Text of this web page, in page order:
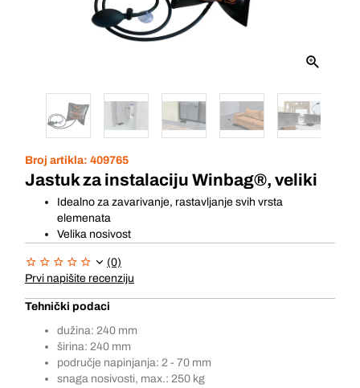
Broj artikla: 409765
Jastuk za instalaciju Winbag®, veliki
Idealno za zavarivanje, rastavljanje svih vrsta
elemenata
Velika nosivost
(0)
Prvi napišite recenziju
Tehnički podaci
dužina: 240 mm
širina: 240 mm
područje napinjanja: 2 - 70 mm
snaga nosivosti, max.: 250 kg